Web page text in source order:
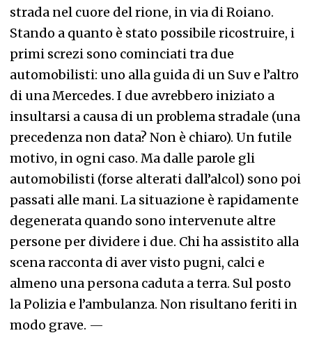
strada nel cuore del rione, in via di Roiano.
Stando a quanto è stato possibile ricostruire, i
primi screzi sono cominciati tra due
automobilisti: uno alla guida di un Suv e l’altro
di una Mercedes. I due avrebbero iniziato a
insultarsi a causa di un problema stradale (una
precedenza non data? Non è chiaro). Un futile
motivo, in ogni caso. Ma dalle parole gli
automobilisti (forse alterati dall’alcol) sono poi
passati alle mani. La situazione è rapidamente
degenerata quando sono intervenute altre
persone per dividere i due. Chi ha assistito alla
scena racconta di aver visto pugni, calci e
almeno una persona caduta a terra. Sul posto
la Polizia e l’ambulanza. Non risultano feriti in
modo grave. —